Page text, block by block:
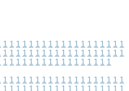
1 1 1 1 1 1 1 1 1 1 1 1 1 1 1 1 1 1 1
1 1 1 1 1 1 1 1 1 1 1 1 1 1 1 1 1 1 1
1 1 1 1 1 1 1 1 1 1 1 1 1 1 1 1 1
1 1 1 1 1 1 1 1 1 1 1 1 1 1 1 1 1 1 1
1 1 1 1 1 1 1 1 1 1 1 1 1 1 1 1 1 1 1